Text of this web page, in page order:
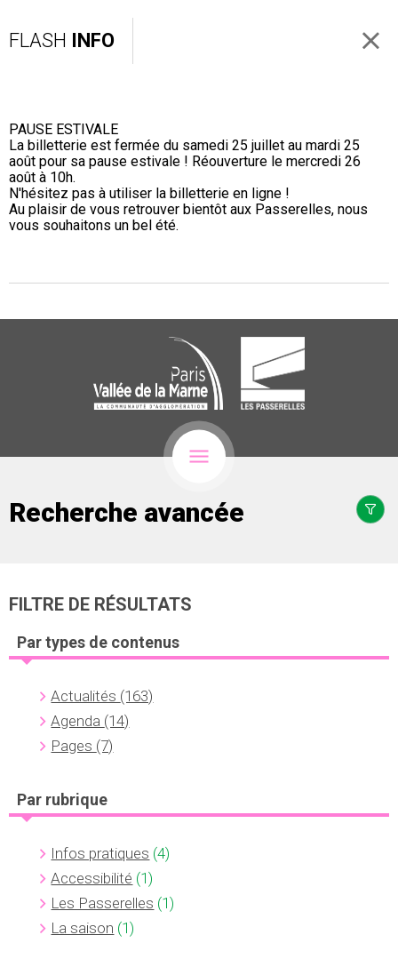
FLASH INFO
PAUSE ESTIVALE
La billetterie est fermée du samedi 25 juillet au mardi 25
août pour sa pause estivale ! Réouverture le mercredi 26
août à 10h.
N'hésitez pas à utiliser la billetterie en ligne !
Au plaisir de vous retrouver bientôt aux Passerelles, nous
vous souhaitons un bel été.
Recherche avancée
FILTRE DE RÉSULTATS
Par types de contenus
Actualités (163)
Agenda (14)
Pages (7)
Par rubrique
Infos pratiques (4)
Accessibilité (1)
Les Passerelles (1)
La saison (1)